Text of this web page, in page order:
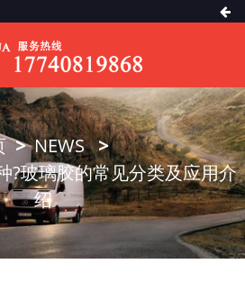
NEWS
?玻璃胶的常见分类及应用介
绍